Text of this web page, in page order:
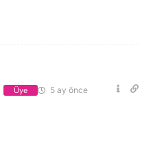
Üye 5 ay önce